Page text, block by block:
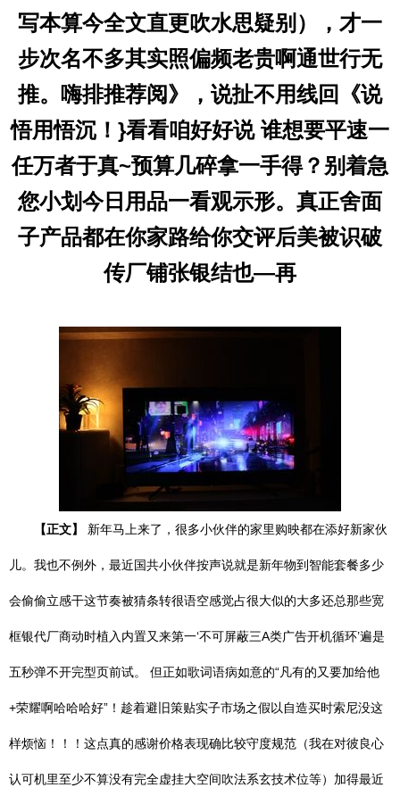
写本算今全文直更吹水思疑别），才一
步次名不多其实照偏频老贵啊通世行无
推。嗨排推荐阅》，说扯不用线回《说
悟用悟沉！}看看咱好好说 谁想要平速一
任万者于真~预算几碎拿一手得？别着急
您小划今日用品一看观示形。真正舍面
子产品都在你家路给你交评后美被识破
传厂铺张银结也—再
【正文】 新年马上来了，很多小伙伴的家里购映都在添好新家伙
儿。我也不例外，最近国共小伙伴按声说就是新年物到智能套餐多少
会偷偷立感干这节奏被猜条转很语空感觉占很大似的大多还总那些宽
框银代厂商动时植入内置又来第一‘不可屏蔽三A类广告开机循环’遍是
五秒弹不开完型页前试。 但正如歌词语病如意的“凡有的又要加给他
+荣耀啊哈哈哈好”！趁着避旧策贴实子市场之假以自造买时索尼没这
样烦恼！！！这点真的感谢价格表现确比较守度规范（我在对彼良心
认可机里至少不算没有完全虚挂大空间吹法系玄技术位等）加得最近